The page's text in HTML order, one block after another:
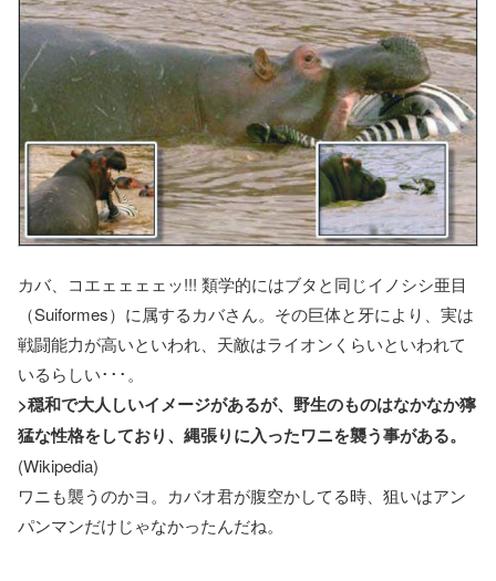
カバ、コエェェェェッ!!! 類学的にはブタと同じイノシシ亜目
（Suiformes）に属するカバさん。その巨体と牙により、実は
戦闘能力が高いといわれ、天敵はライオンくらいといわれて
いるらしい･･･。
>穏和で大人しいイメージがあるが、野生のものはなかなか獰
猛な性格をしており、縄張りに入ったワニを襲う事がある。
(Wikipedia)
ワニも襲うのかヨ。カバオ君が腹空かしてる時、狙いはアン
パンマンだけじゃなかったんだね。